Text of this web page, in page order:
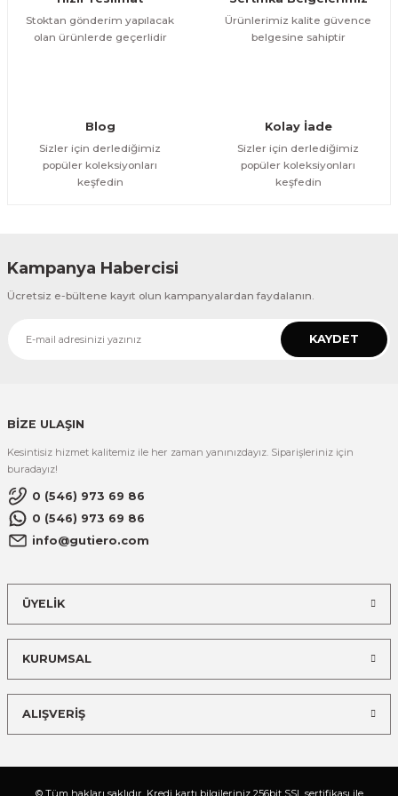
Bu ürüne benzer farklı alternatifler olmalı.
Stoktan gönderim yapılacak
olan ürünlerde geçerlidir
Ürünlerimiz kalite güvence
belgesine sahiptir
Blog
Sizler için derlediğimiz
popüler koleksiyonları
keşfedin
Kolay İade
Sizler için derlediğimiz
popüler koleksiyonları
keşfedin
Kampanya Habercisi
Ücretsiz e-bültene kayıt olun kampanyalardan faydalanın.
KAYDET
BİZE ULAŞIN
Kesintisiz hizmet kalitemiz ile her zaman yanınızdayız. Siparişleriniz için
buradayız!
0 (546) 973 69 86
0 (546) 973 69 86
info@gutiero.com
ÜYELİK
KURUMSAL
ALIŞVERİŞ
© Tüm hakları saklıdır. Kredi kartı bilgileriniz 256bit SSL sertifikası ile